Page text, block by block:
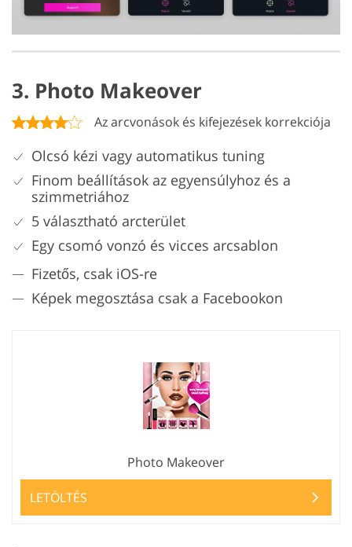
3. Photo Makeover
Az arcvonások és kifejezések korrekciója
Olcsó kézi vagy automatikus tuning
Finom beállítások az egyensúlyhoz és a
szimmetriához
5 választható arcterület
Egy csomó vonzó és vicces arcsablon
Fizetős, csak iOS-re
Képek megosztása csak a Facebookon
Photo Makeover
LETÖLTÉS